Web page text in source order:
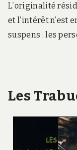
L’originalité
et l’intérêt n’est
suspens : les
Les